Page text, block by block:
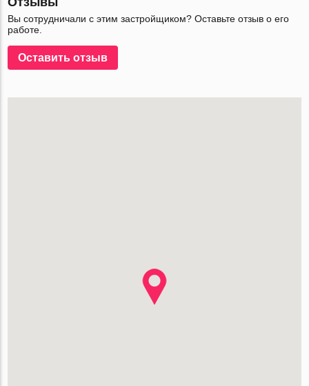
Вы сотрудничали с этим застройщиком? Оставьте отзыв о его
работе.
Оставить отзыв